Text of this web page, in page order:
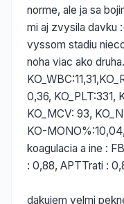
norme, ale ja sa
mi aj zvysila davku
vyssom stadiu
noha viac ako druha.
0,36, KO_PLT:331,
KO_MCV: 93,
KO-
koagulacia a ine :
: 0,88, APTTrati :
dakujem velmi